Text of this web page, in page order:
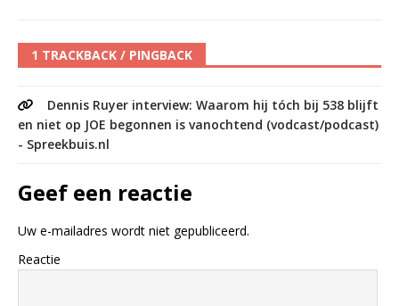
1 TRACKBACK / PINGBACK
Dennis Ruyer interview: Waarom hij tóch bij 538 blijft
en niet op JOE begonnen is vanochtend (vodcast/podcast)
- Spreekbuis.nl
Geef een reactie
Uw e-mailadres wordt niet gepubliceerd.
Reactie